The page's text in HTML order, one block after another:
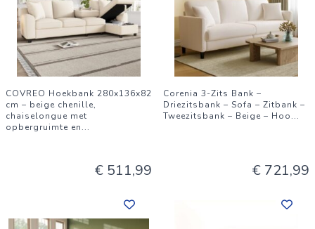
COVREO Hoekbank 280x136x82
cm – beige chenille,
chaiselongue met
opbergruimte en...
€ 511,99
Corenia 3-Zits Bank –
Driezitsbank – Sofa – Zitbank –
Tweezitsbank – Beige – Hoo...
€ 721,99